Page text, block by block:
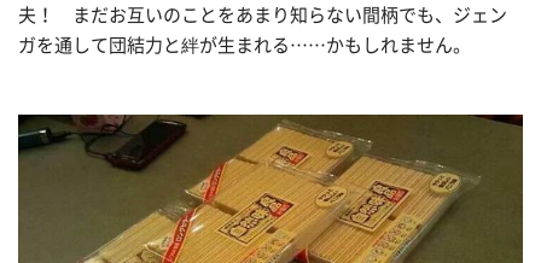
夫！ まだお互いのことをあまり知らない間柄でも、ジェン
ガを通して団結力と絆が生まれる……かもしれません。